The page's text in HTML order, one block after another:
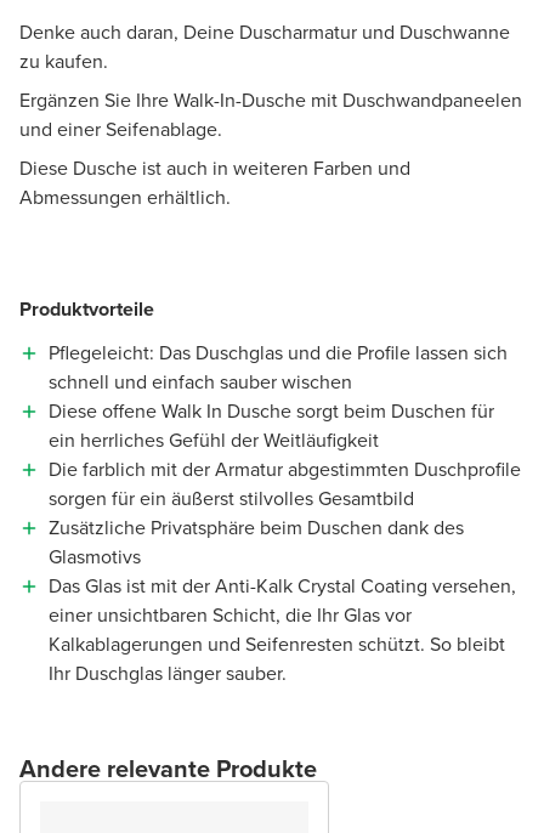
Denke auch daran, Deine Duscharmatur und Duschwanne
zu kaufen.
Ergänzen Sie Ihre Walk-In-Dusche mit Duschwandpaneelen
und einer Seifenablage.
Diese Dusche ist auch in weiteren Farben und
Abmessungen erhältlich.
Produktvorteile
Pflegeleicht: Das Duschglas und die Profile lassen sich
schnell und einfach sauber wischen
Diese offene Walk In Dusche sorgt beim Duschen für
ein herrliches Gefühl der Weitläufigkeit
Die farblich mit der Armatur abgestimmten Duschprofile
sorgen für ein äußerst stilvolles Gesamtbild
Zusätzliche Privatsphäre beim Duschen dank des
Glasmotivs
Das Glas ist mit der Anti-Kalk Crystal Coating versehen,
einer unsichtbaren Schicht, die Ihr Glas vor
Kalkablagerungen und Seifenresten schützt. So bleibt
Ihr Duschglas länger sauber.
Andere relevante Produkte